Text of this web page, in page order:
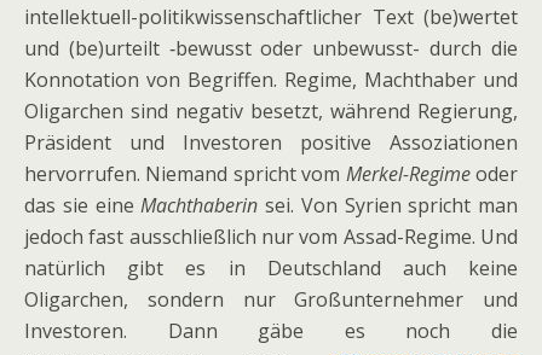
intellektuell-politikwissenschaftlicher Text (be)wertet
und (be)urteilt ‑bewusst oder unbewusst- durch die
Konnotation von Begriffen. Regime, Machthaber und
Oligarchen sind negativ besetzt, während Regierung,
Präsident und Investoren positive Assoziationen
hervorrufen. Niemand spricht vom Merkel-Regimeoder
das sie eineMachthaberin sei. Von Syrien spricht man
jedoch fast ausschließlich nur vom Assad-Regime. Und
natürlich gibt es in Deutschland auch keine
Oligarchen, sondern nur Großunternehmer und
Investoren. Dann gäbe es noch die